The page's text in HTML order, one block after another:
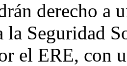
derecho a
la Seguridad
el ERE, con